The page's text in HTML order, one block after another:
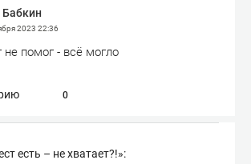
2023 22:36
не помог - всё могло
0
есть – не хватает?!»: